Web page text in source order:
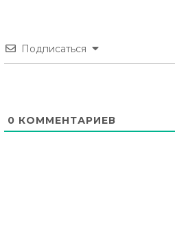
Подписаться
0 КОММЕНТАРИЕВ